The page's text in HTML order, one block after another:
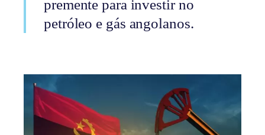
premente para investir no
petróleo e gás angolanos.